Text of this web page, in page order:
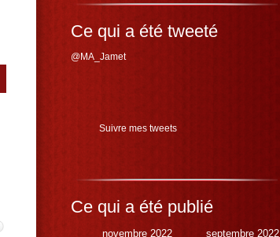
Ce qui a été tweeté
@MA_Jamet
Suivre mes tweets
Ce qui a été publié
novembre 2022
septembre 2022